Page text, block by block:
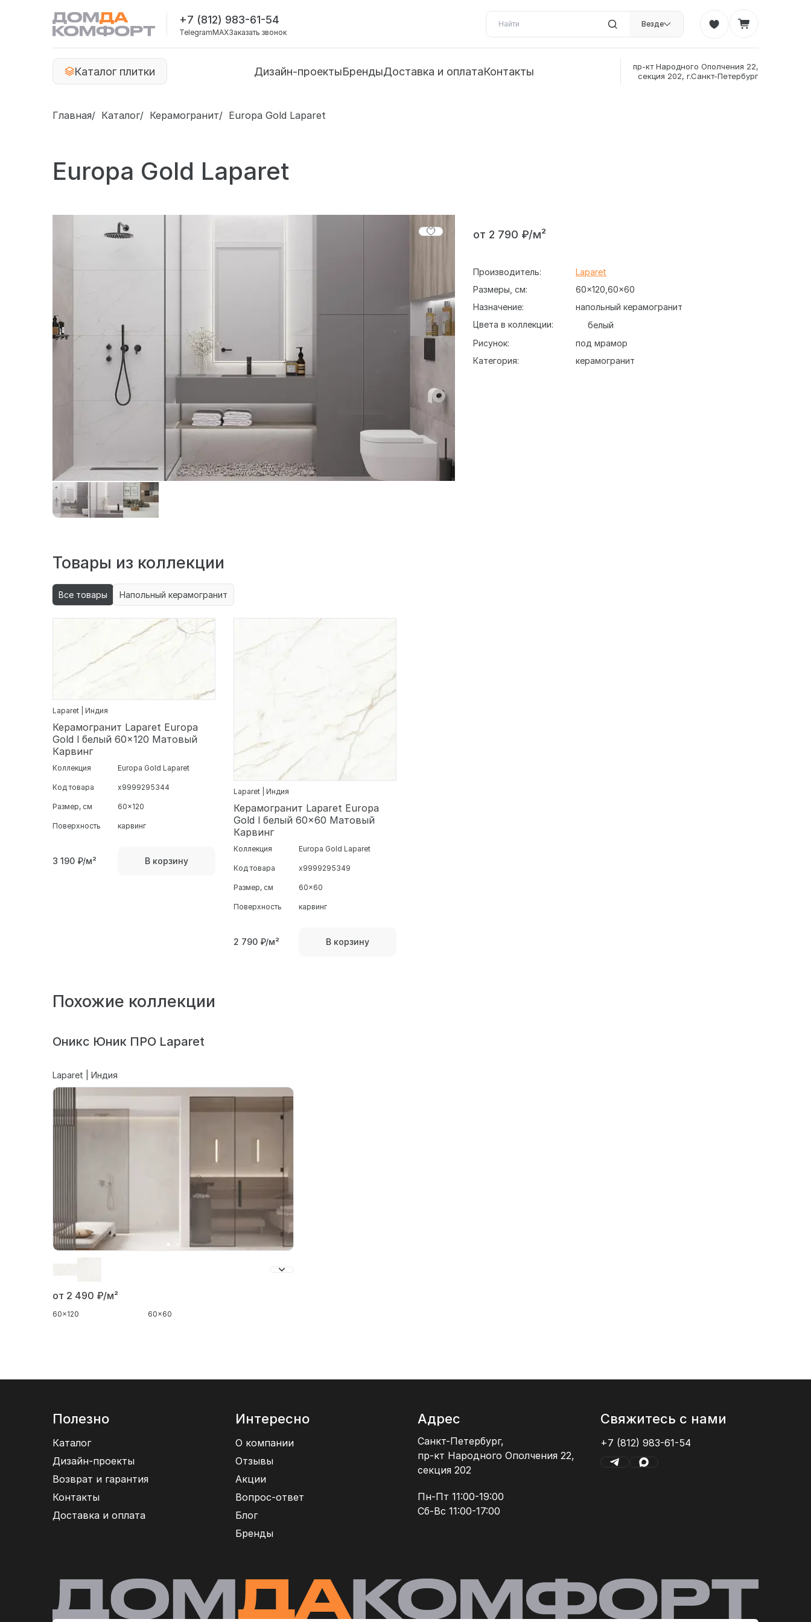
+7 (812) 983-61-54
TelegramMAXЗаказать звонок
Везде
Каталог плитки Дизайн-проектыБрендыДоставка и оплатаКонтакты
пр-кт Народного Ополчения 22,
секция 202, г.Санкт-Петербург
Главная Каталог Керамогранит Europa Gold Laparet
Europa Gold Laparet
от 2 790 ₽/м²
Производитель:
Laparet
Размеры, см:
60x120 60x60
Назначение:
напольный керамогранит
Цвета в коллекции:
белый
Рисунок:
под мрамор
Категория:
керамогранит
Товары из коллекции
Все товары Напольный керамогранит
Laparet | Индия
Керамогранит Laparet Europa
Gold l белый 60x120 Матовый
Карвинг
Коллекция Europa Gold Laparet
Код товара х9999295344
Размер, см 60x120
Поверхность карвинг
3 190 ₽/м² В корзину
Laparet | Индия
Керамогранит Laparet Europa
Gold l белый 60x60 Матовый
Карвинг
Коллекция Europa Gold Laparet
Код товара х9999295349
Размер, см 60x60
Поверхность карвинг
2 790 ₽/м² В корзину
Похожие коллекции
Оникс Юник ПРО Laparet
Laparet | Индия
от 2 490 ₽/м²
60x120 60x60
Полезно
Каталог
Дизайн-проекты
Возврат и гарантия
Контакты
Доставка и оплата
Интересно
О компании
Отзывы
Акции
Вопрос-ответ
Блог
Бренды
Адрес
Санкт-Петербург,
пр-кт Народного Ополчения 22,
секция 202
Пн-Пт 11:00-19:00
Сб-Вс 11:00-17:00
Свяжитесь с нами
+7 (812) 983-61-54